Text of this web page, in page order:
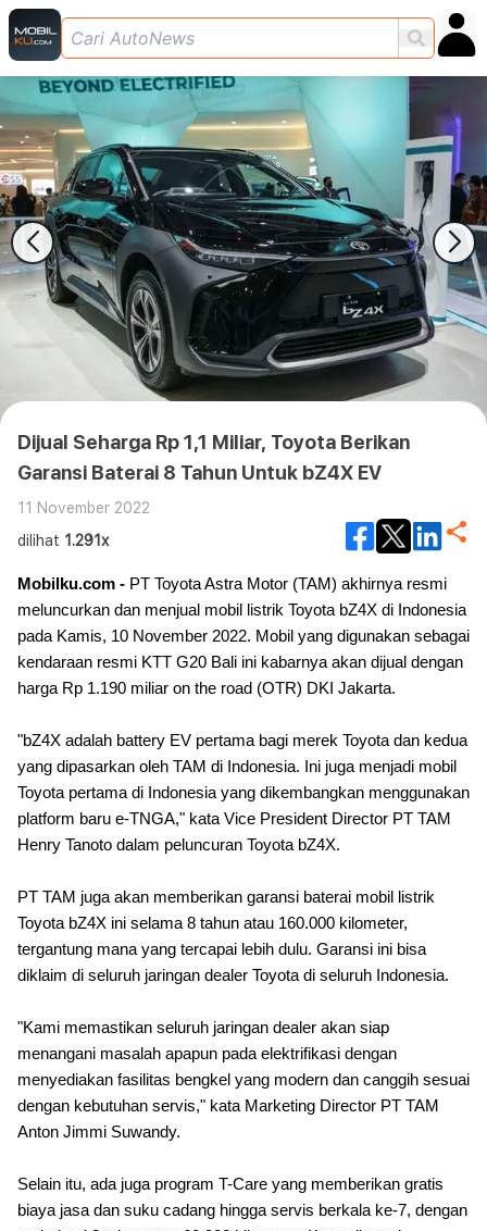
Dijual Seharga Rp 1,1 Miliar, Toyota Berikan
Garansi Baterai 8 Tahun Untuk bZ4X EV
11 November 2022
dilihat 1.291x
Mobilku.com - PT Toyota Astra Motor (TAM) akhirnya resmi
meluncurkan dan menjual mobil listrik Toyota bZ4X di Indonesia
pada Kamis, 10 November 2022. Mobil yang digunakan sebagai
kendaraan resmi KTT G20 Bali ini kabarnya akan dijual dengan
harga Rp 1.190 miliar on the road (OTR) DKI Jakarta.
"bZ4X adalah battery EV pertama bagi merek Toyota dan kedua
yang dipasarkan oleh TAM di Indonesia. Ini juga menjadi mobil
Toyota pertama di Indonesia yang dikembangkan menggunakan
platform baru e-TNGA," kata Vice President Director PT TAM
Henry Tanoto dalam peluncuran Toyota bZ4X.
PT TAM juga akan memberikan garansi baterai mobil listrik
Toyota bZ4X ini selama 8 tahun atau 160.000 kilometer,
tergantung mana yang tercapai lebih dulu. Garansi ini bisa
diklaim di seluruh jaringan dealer Toyota di seluruh Indonesia.
"Kami memastikan seluruh jaringan dealer akan siap
menangani masalah apapun pada elektrifikasi dengan
menyediakan fasilitas bengkel yang modern dan canggih sesuai
dengan kebutuhan servis," kata Marketing Director PT TAM
Anton Jimmi Suwandy.
Selain itu, ada juga program T-Care yang memberikan gratis
biaya jasa dan suku cadang hingga servis berkala ke-7, dengan